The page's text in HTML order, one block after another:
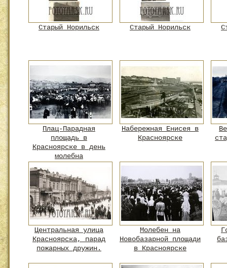
Старый Норильск Старый Норильск
Плац-Парадная
площадь в
Красноярске в день
молебна
Набережная Енисея в
Красноярске
Центральная улица
Красноярска, парад
пожарных дружин.
Молебен на
Новобазарной площади
в Красноярске